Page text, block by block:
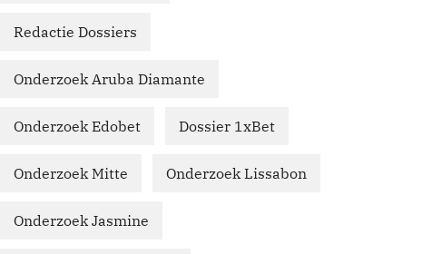
Redactie Dossiers
Onderzoek Aruba Diamante
Onderzoek Edobet Dossier 1xBet
Onderzoek Mitte Onderzoek Lissabon
Onderzoek Jasmine